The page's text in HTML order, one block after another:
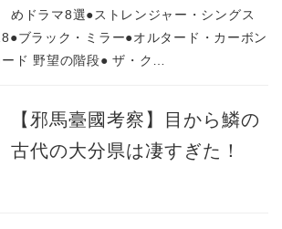
めドラマ8選●ストレンジャー・シングス
ブラック・ミラー●オルタード・カーボン
ド 野望の階段● ザ・ク…
【邪󠄂馬臺國考察】目から鱗の
古代の大分県は凄すぎた！